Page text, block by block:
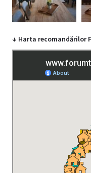
↓ Harta recomandărilor